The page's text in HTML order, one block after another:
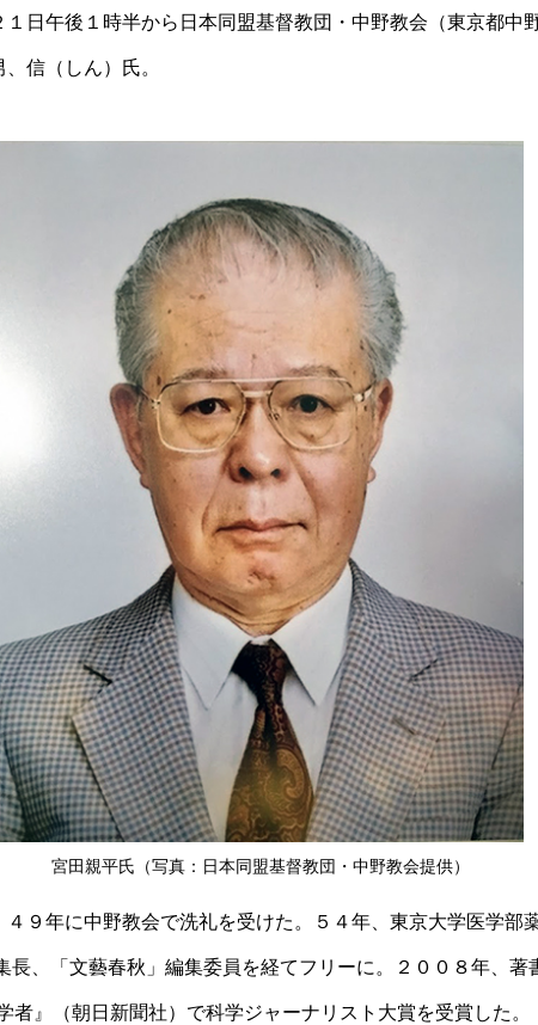
日午後１時半から日本同盟基督教団・中野教会（東京都中
信（しん）氏。
宮田親平氏（写真：日本同盟基督教団・中野教会提供）
４９年に中野教会で洗礼を受けた。５４年、東京大学医学部
長、「文藝春秋」編集委員を経てフリーに。２００８年、著
』（朝日新聞社）で科学ジャーナリスト大賞を受賞した。